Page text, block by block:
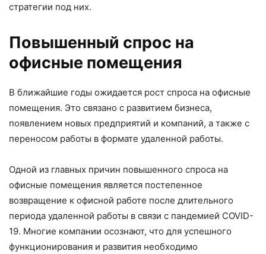
стратегии под них.
Повышенный спрос на
офисные помещения
В ближайшие годы ожидается рост спроса на офисные
помещения. Это связано с развитием бизнеса,
появлением новых предприятий и компаний, а также с
переносом работы в формате удаленной работы.
Одной из главных причин повышенного спроса на
офисные помещения является постепенное
возвращение к офисной работе после длительного
периода удаленной работы в связи с пандемией COVID-
19. Многие компании осознают, что для успешного
функционирования и развития необходимо